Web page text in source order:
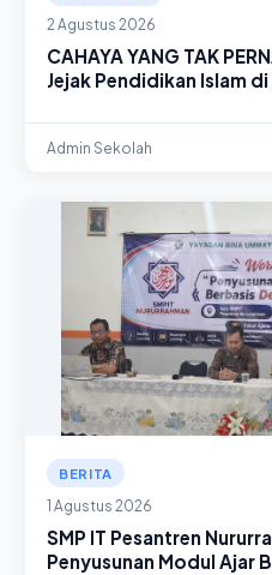
2 Agustus 2026
CAHAYA YANG TAK
Jejak Pendidikan Islam
Admin Sekolah
BERITA
1 Agustus 2026
SMP IT Pesantren
Penyusunan Modul Ajar